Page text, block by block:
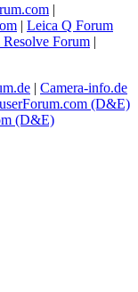
|
| Leica Q Forum
Forum |
| Camera-info.de
(D&E)
(D&E)